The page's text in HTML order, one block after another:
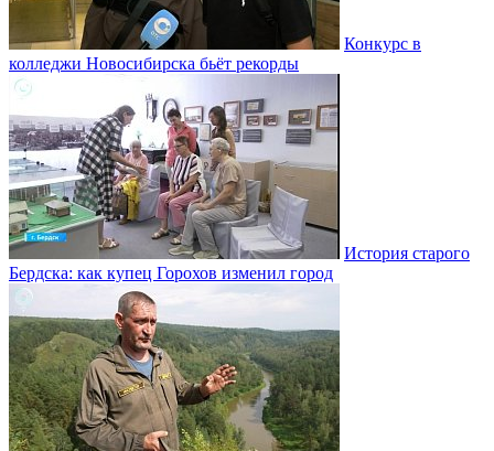
Конкурс в
колледжи Новосибирска бьёт рекорды
История старого
Бердска: как купец Горохов изменил город